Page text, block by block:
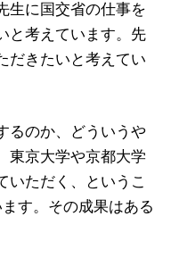
生に国交省の仕事を
と考えています。先
だきたいと考えてい
るのか、どういうや
東京大学や京都大学
いただく、というこ
す。その成果はある